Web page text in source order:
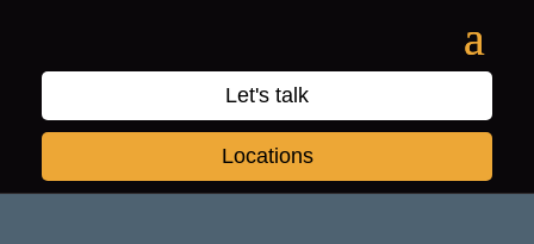
Let's talk
Locations